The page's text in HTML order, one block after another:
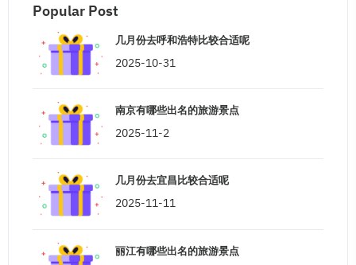
Popular Post
几月份去呼和浩特比较合适呢
2025-10-31
南京有哪些出名的旅游景点
2025-11-2
几月份去宜昌比较合适呢
2025-11-11
丽江有哪些出名的旅游景点